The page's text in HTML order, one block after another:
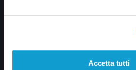
Accetta tutti